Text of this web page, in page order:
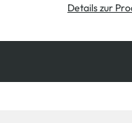
Details zur